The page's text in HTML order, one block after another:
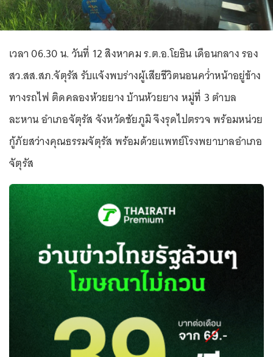
เวลา 06.30 น. วันที่ 12 สิงหาคม ร.ต.อ.โยธิน เดือนกลาง รอง
สว.สส.สภ.จัตุรัส รับแจ้งพบร่างผู้เสียชีวิตนอนคว่ำหน้าอยู่ข้าง
ทางรถไฟ ติดคลองห้วยยาง บ้านห้วยยาง หมู่ที่ 3 ตำบล
ละหาน อำเภอจัตุรัส จังหวัดชัยภูมิ จึงรุดไปตรวจ พร้อมหน่วย
กู้ภัยสว่างคุณธรรมจัตุรัส พร้อมด้วยแพทย์โรงพยาบาลอำเภอ
จัตุรัส